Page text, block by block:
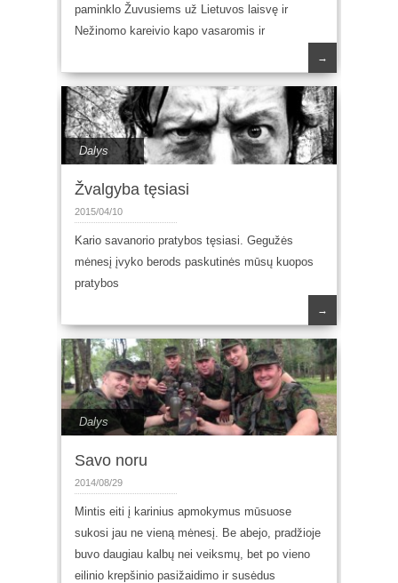
paminklo Žuvusiems už Lietuvos laisvę ir
Nežinomo kareivio kapo vasaromis ir
→
Dalys
Žvalgyba tęsiasi
2015/04/10
Kario savanorio pratybos tęsiasi. Gegužės
mėnesį įvyko berods paskutinės mūsų kuopos
pratybos
→
Dalys
Savo noru
2014/08/29
Mintis eiti į karinius apmokymus mūsuose
sukosi jau ne vieną mėnesį. Be abejo, pradžioje
buvo daugiau kalbų nei veiksmų, bet po vieno
eilinio krepšinio pasižaidimo ir susėdus